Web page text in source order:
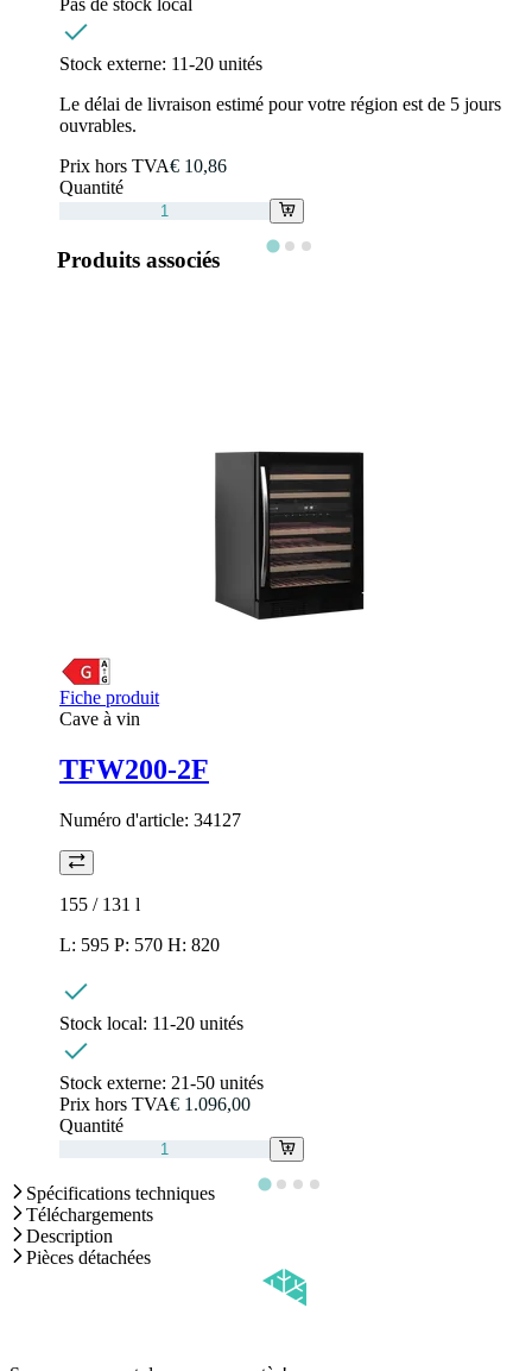
Stock externe: 11-20 unités
Le délai de livraison estimé pour votre région est de 5 jours
ouvrables.
Prix hors TVA€ 10,86
Quantité
Produits associés
Fiche produit
Cave à vin
TFW200-2F
Numéro d'article: 34127
155 / 131 l
L: 595 P: 570 H: 820
Stock local: 11-20 unités
Stock externe: 21-50 unités
Prix hors TVA€ 1.096,00
Quantité
Spécifications techniques
Téléchargements
Description
Pièces détachées